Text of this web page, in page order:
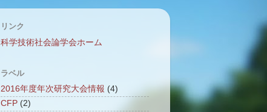
リンク
科学技術社会論学会ホーム
ラベル
2016年度年次研究大会情報 (4)
CFP (2)